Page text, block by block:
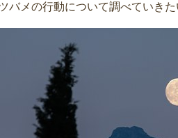
バメの行動について調べていきた